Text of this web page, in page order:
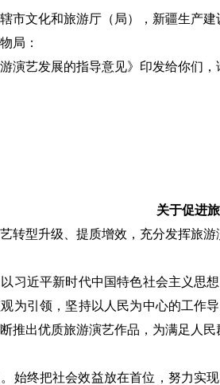
市文化和旅游厅（局），新疆生产
局：
演艺发展的指导意见》印发给你们，
关于促进
转型升级、提质增效，充分发挥旅
以习近平新时代中国特色社会主义思
为引领，坚持以人民为中心的工作
推出优质旅游演艺作品，为满足人
终把社会效益放在首位，努力实